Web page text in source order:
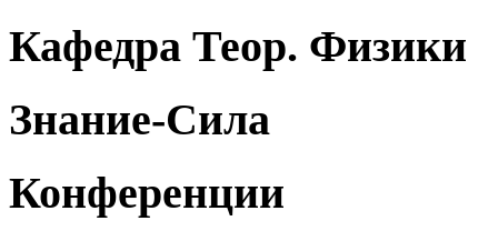
Кафедра Теор. Физики
Знание-Сила
Конференции